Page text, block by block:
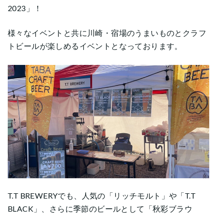
2023」！
様々なイベントと共に川崎・宿場のうまいものとクラフ
トビールが楽しめるイベントとなっております。
T.T BREWERYでも、人気の「リッチモルト」や「T.T
BLACK」、さらに季節のビールとして「秋彩ブラウ